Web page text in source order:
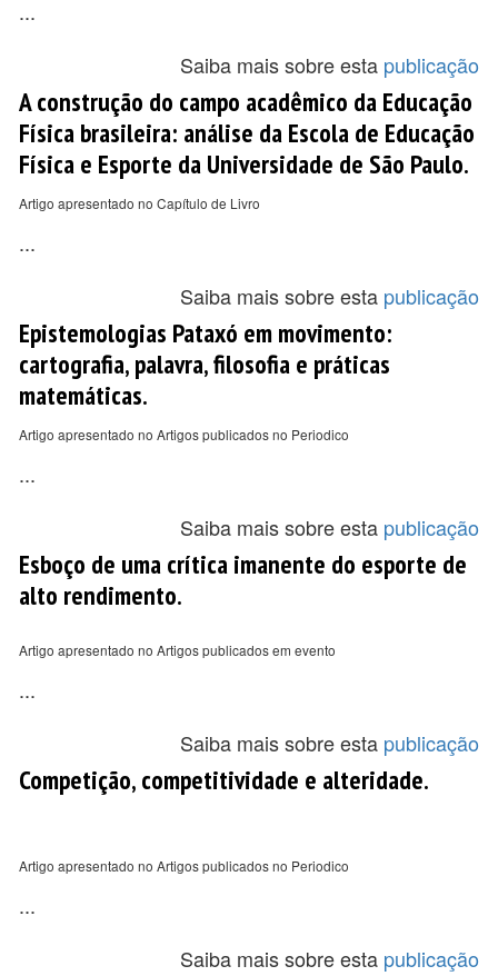
...
Saiba mais sobre esta publicação
A construção do campo acadêmico da Educação
Física brasileira: análise da Escola de Educação
Física e Esporte da Universidade de São Paulo.
Artigo apresentado no Capítulo de Livro
...
Saiba mais sobre esta publicação
Epistemologias Pataxó em movimento:
cartografia, palavra, filosofia e práticas
matemáticas.
Artigo apresentado no Artigos publicados no Periodico
...
Saiba mais sobre esta publicação
Esboço de uma crítica imanente do esporte de
alto rendimento.
Artigo apresentado no Artigos publicados em evento
...
Saiba mais sobre esta publicação
Competição, competitividade e alteridade.
Artigo apresentado no Artigos publicados no Periodico
...
Saiba mais sobre esta publicação